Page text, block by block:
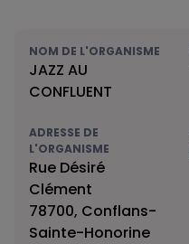
NOM DE L'ORGANISME
JAZZ AU
CONFLUENT
ADRESSE DE
L'ORGANISME
Rue Désiré
Clément
78700, Conflans-
Sainte-Honorine